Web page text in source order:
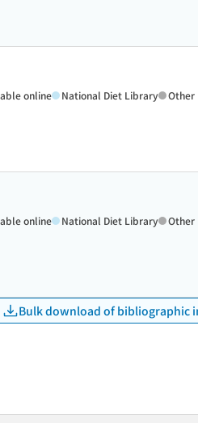
online National Diet Library Other
online National Diet Library Other
Bulk download of bibliographic